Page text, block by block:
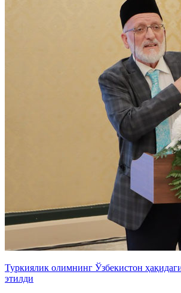
Туркиялик олимнинг Ўзбекистон
этилди